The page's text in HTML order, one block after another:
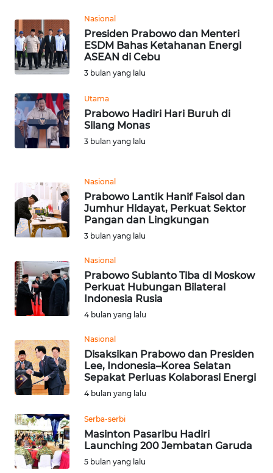
Nasional
Presiden Prabowo dan Menteri
ESDM Bahas Ketahanan Energi
ASEAN di Cebu
3 bulan yang lalu
Utama
Prabowo Hadiri Hari Buruh di
Silang Monas
3 bulan yang lalu
Nasional
Prabowo Lantik Hanif Faisol dan
Jumhur Hidayat, Perkuat Sektor
Pangan dan Lingkungan
3 bulan yang lalu
Nasional
Prabowo Subianto Tiba di Moskow
Perkuat Hubungan Bilateral
Indonesia Rusia
4 bulan yang lalu
Nasional
Disaksikan Prabowo dan Presiden
Lee, Indonesia–Korea Selatan
Sepakat Perluas Kolaborasi Energi
4 bulan yang lalu
Serba-serbi
Masinton Pasaribu Hadiri
Launching 200 Jembatan Garuda
5 bulan yang lalu
WN
SUMSEL
WN
BENGKULU
WN
LAMPUNG
WN
JATENG
WN
WN
JOGJA
WN
WN
BALI
KALBAR
WN
KALTENG